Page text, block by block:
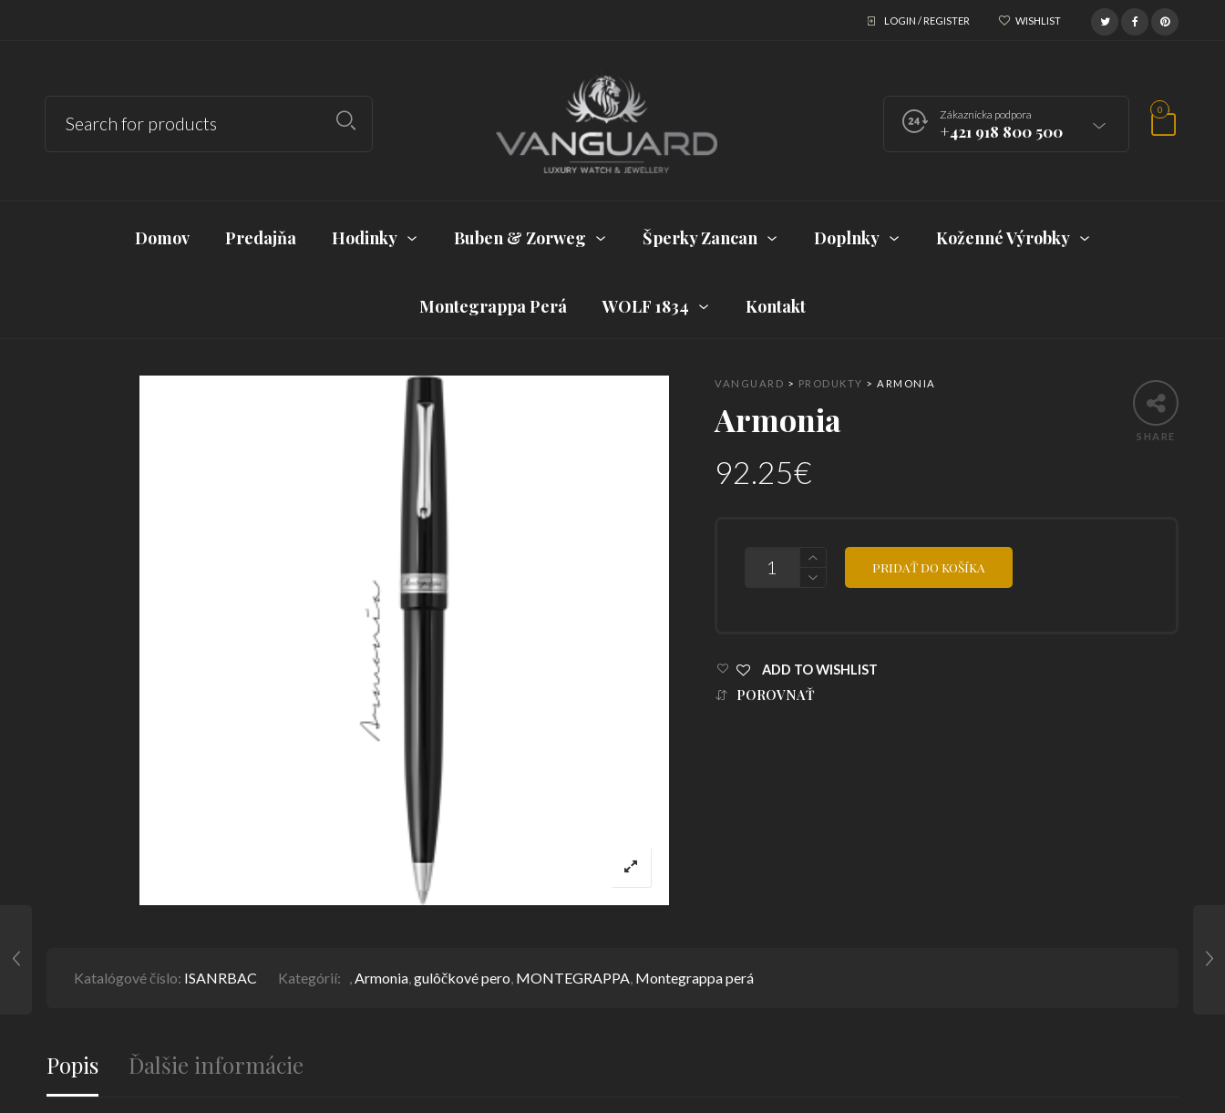
LOGIN / REGISTER WISHLIST
Zákaznícka podpora
+421 918 800 500
0
Domov Predajňa Hodinky Buben & Zorweg Šperky Zancan Doplnky Koženné Výrobky
Montegrappa Perá WOLF 1834 Kontakt
SHARE
VANGUARD > PRODUKTY >ARMONIA
Armonia
92.25€
PRIDAŤ DO KOŠÍKA
ADD TO WISHLIST
POROVNAŤ
Katalógové číslo: ISANRBAC Kategórií: ,Armonia,gulôčkové pero, MONTEGRAPPA, Montegrappa perá
Popis Ďalšie informácie